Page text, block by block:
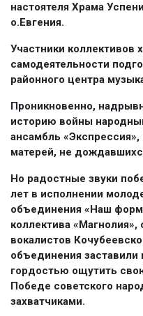
настоятеля Храма
о.Евгения.
Участники коллективов
самодеятельности
районного центра
Проникновенно,
историю войны
ансамбль
матерей, не
Но радостные звуки
лет в исполнении
объединения «Наш
коллектива «Магнолия»,
вокалистов
объединения
гордостью ощутить
Победе советского
захватчиками.